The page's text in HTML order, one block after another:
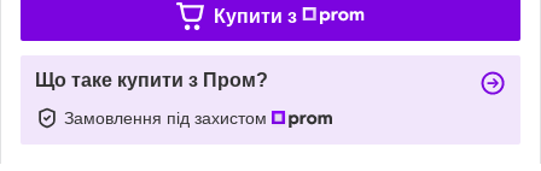
Купити з
Що таке купити з Пром?
Замовлення під захистом